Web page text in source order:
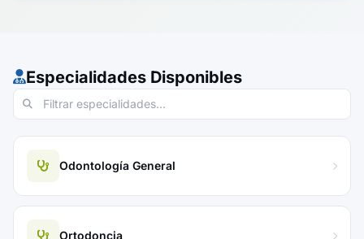
Especialidades Disponibles
Odontología General
Ortodoncia